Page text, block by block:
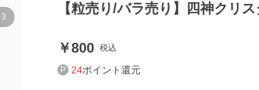
3
【粒売り/バラ売り】四神クリ
800 税込
24ポイント還元